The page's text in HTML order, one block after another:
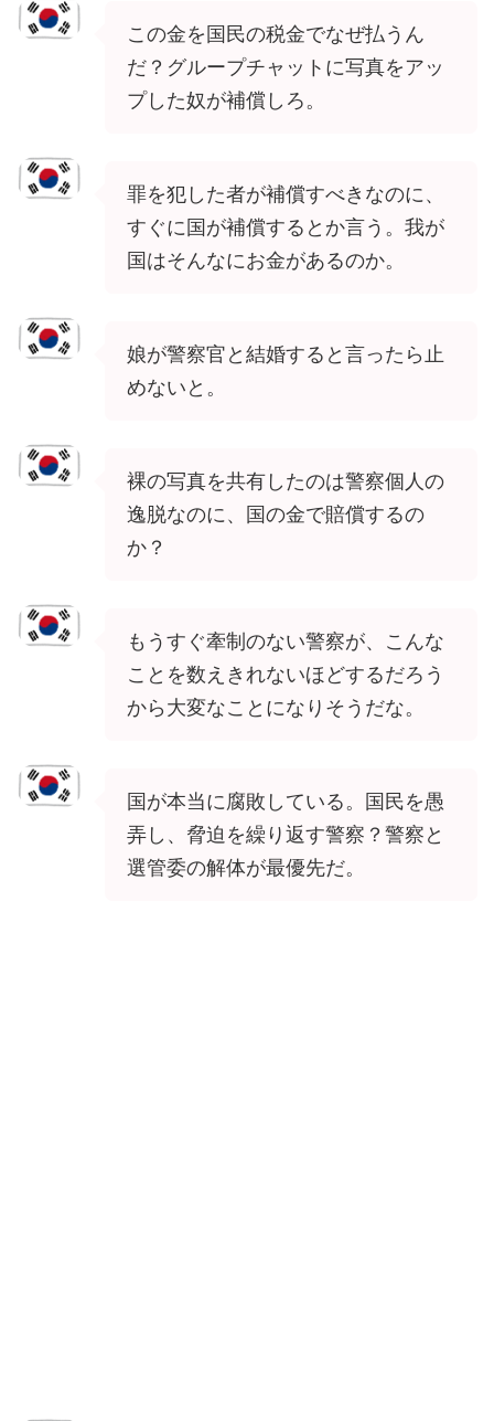
この金を国民の税金でなぜ払うん
だ？グループチャットに写真をアッ
プした奴が補償しろ。
罪を犯した者が補償すべきなのに、
すぐに国が補償するとか言う。我が
国はそんなにお金があるのか。
娘が警察官と結婚すると言ったら止
めないと。
裸の写真を共有したのは警察個人の
逸脱なのに、国の金で賠償するの
か？
もうすぐ牽制のない警察が、こんな
ことを数えきれないほどするだろう
から大変なことになりそうだな。
国が本当に腐敗している。国民を愚
弄し、脅迫を繰り返す警察？警察と
選管委の解体が最優先だ。